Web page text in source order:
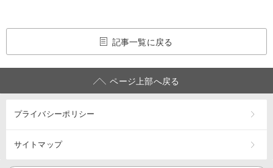
記事一覧に戻る
ページ上部へ戻る
プライバシーポリシー
サイトマップ